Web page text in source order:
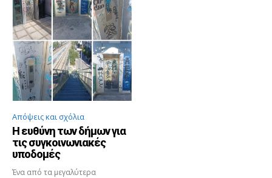
Απόψεις και σχόλια
Η ευθύνη των δήμων για
τις συγκοινωνιακές
υποδομές
Ένα από τα μεγαλύτερα